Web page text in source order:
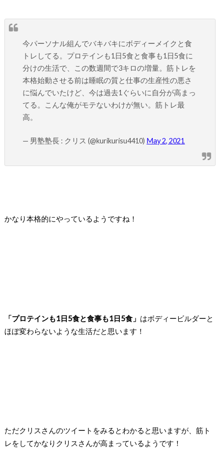
今パーソナル組んでバキバキにボディーメイクと食
トレしてる。プロテインも1日5食と食事も1日5食に
分けの生活で、この数週間で3キロの増量。筋トレを
本格始動させる前は睡眠の質と仕事の生産性の悪さ
に悩んでいたけど、今は過去1ぐらいに自分が高まっ
てる。こんな俺がモテないわけが無い。筋トレ最
高。
— 男塾塾長 : クリス (@kurikurisu4410) May 2, 2021
かなり本格的にやっているようですね！
「プロテインも1日5食と食事も1日5食」 はボディービルダーと
ほぼ変わらないような生活だと思います！
ただクリスさんのツイートをみるとわかると思いますが、筋ト
レをしてかなりクリスさんが高まっているようです！